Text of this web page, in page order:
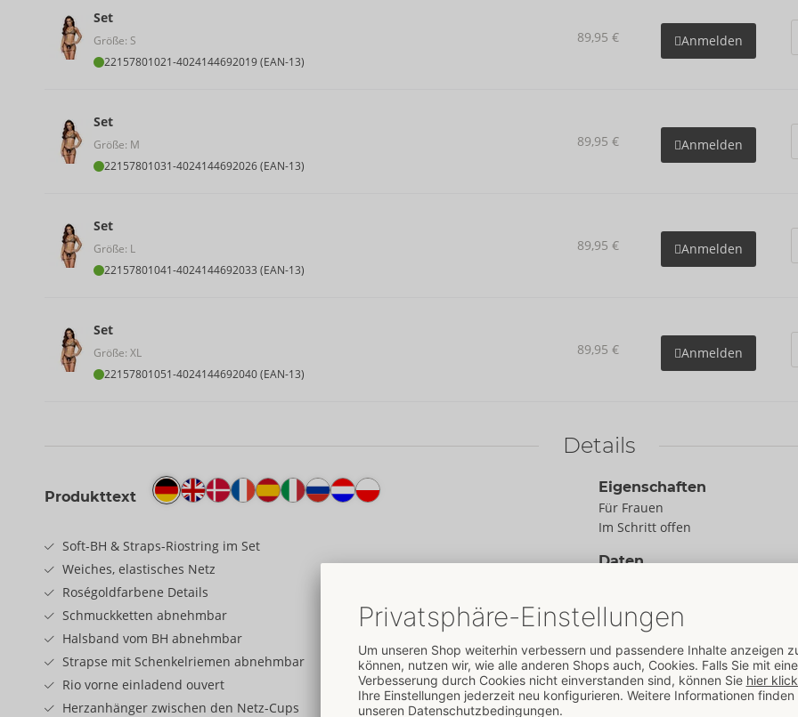
Set
Größe: S
22157801021-4024144692019 (EAN-13)
89,95 € Anmelden
Set
Größe: M
22157801031-4024144692026 (EAN-13)
89,95 € Anmelden
Set
Größe: L
22157801041-4024144692033 (EAN-13)
89,95 € Anmelden
Set
Größe: XL
22157801051-4024144692040 (EAN-13)
89,95 € Anmelden
Details
Produkttext
Soft-BH & Straps-Riostring im Set
Weiches, elastisches Netz
Roségoldfarbene Details
Schmuckketten abnehmbar
Halsband vom BH abnehmbar
Strapse mit Schenkelriemen abnehmbar
Rio vorne einladend ouvert
Herzanhänger zwischen den Netz-Cups
Eigenschaften
Für Frauen
Im Schritt offen
Daten
Material:
Elasthan, Netz 92% Polyester, 8%
Elasthan
Zur Materialkunde
Größe